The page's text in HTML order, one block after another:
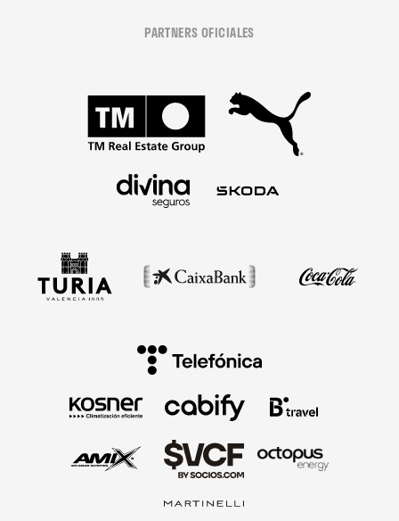
PARTNERS OFICIALES